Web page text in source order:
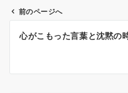
前のページへ
心がこもった言葉と沈黙の